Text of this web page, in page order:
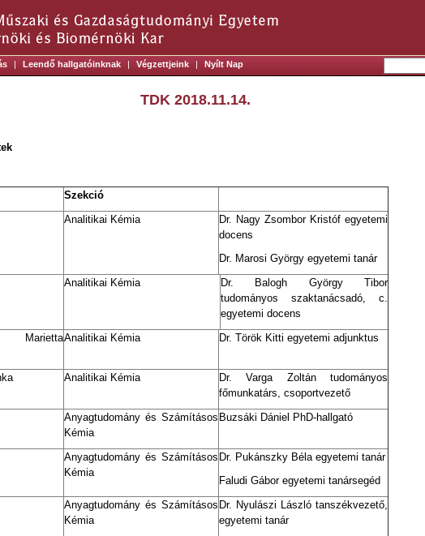
| Leendő hallgatóinknak | Végzettjeink | Nyílt Nap
TDK 2018.11.14.
Szekció
Analitikai Kémia
Dr. Nagy Zsombor Kristóf egyetemi
docens
Dr. Marosi György egyetemi tanár
Analitikai Kémia
Dr. Balogh György Tibor
tudományos szaktanácsadó, c.
egyetemi docens
MariettaAnalitikai Kémia Dr. Török Kitti egyetemi adjunktus
Analitikai Kémia
Dr. Varga Zoltán tudományos
főmunkatárs, csoportvezető
Anyagtudomány és Számításos
Kémia
Buzsáki Dániel PhD-hallgató
Anyagtudomány és Számításos
Kémia
Dr. Pukánszky Béla egyetemi tanár
Faludi Gábor egyetemi tanársegéd
Anyagtudomány és Számításos
Kémia
Dr. Nyulászi László tanszékvezető,
egyetemi tanár